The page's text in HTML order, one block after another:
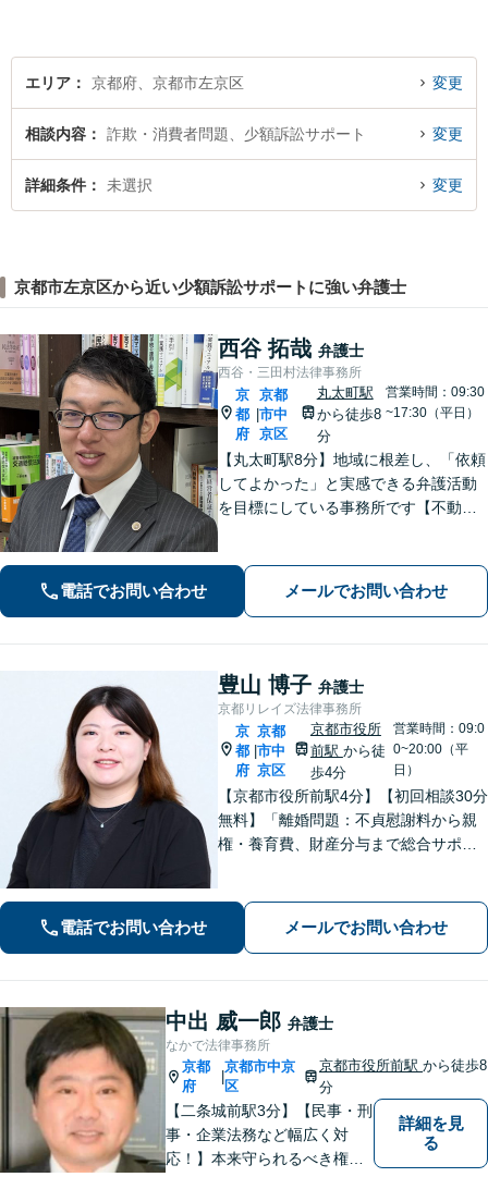
エリア 京都府、京都市左京区 変更
相談内容 詐欺・消費者問題、少額訴訟サポート 変更
詳細条件 未選択 変更
京都市左京区から近い少額訴訟サポートに強い弁護士
西谷 拓哉 弁護士
西谷・三田村法律事務所
京
都
府
京都
市中
京区
丸太町駅
から徒歩8
分
営業時間：09:30
~17:30（平日）
【丸太町駅8分】地域に根差し、「依頼
してよかった」と実感できる弁護活動
を目標にしている事務所です【不動
続・遺言】相談者さまに寄り添い、円
滑な相続を目指します
電話でお問い合わせ メールでお問い合わせ
豊山 博子 弁護士
京都リレイズ法律事務所
京
都
府
京都
市中
京区
京都市役所
前駅 から徒
歩4分
営業時間：09:0
0~20:00（平
日）
【京都市役所前駅4分】【初回相談30分
無料】「離婚問題：不貞慰謝料から親
権・養育費、財産分与まで総合サポー
えて諦める前に、まずはあなたのご希
望をお聞かせください【休日・夜間相
電話でお問い合わせ メールでお問い合わせ
中出 威一郎 弁護士
なかで法律事務所
京都
府
京都市中京
区
京都市役所前駅から徒歩8
分
【二条城前駅3分】【民事・刑
事・企業法務など幅広く対
応！】本来守られるべき権
詳細を見
る